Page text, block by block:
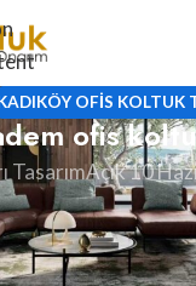
OFIS KOLTUK
ofis
TasarımAçık 10
tamiri, oturma
koltuk kaplama
ve uzman